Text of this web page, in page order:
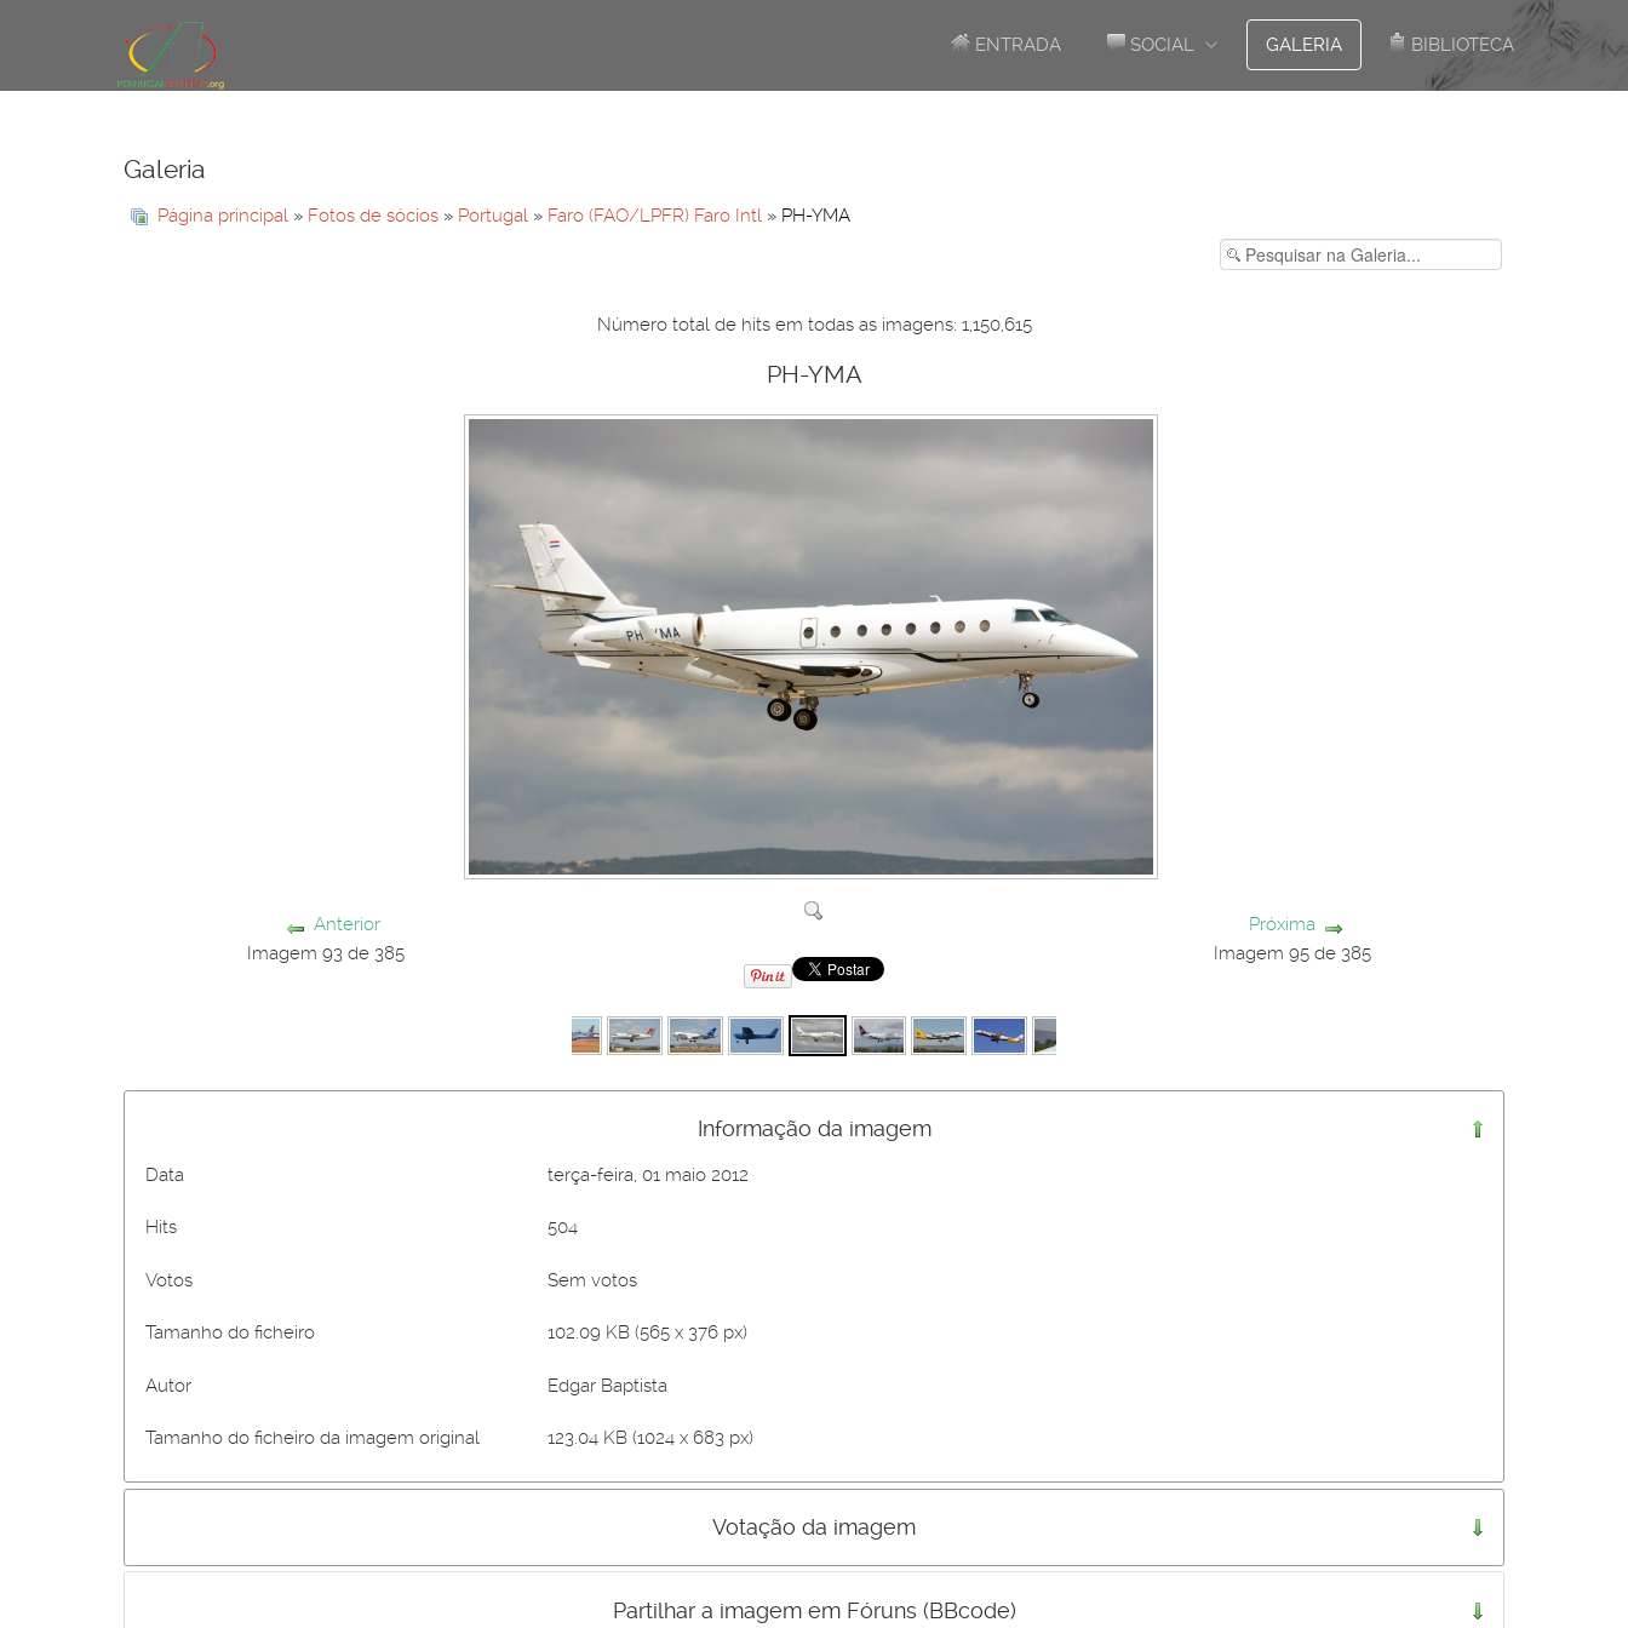
ENTRADA SOCIAL GALERIA BIBLIOTECA
Galeria
Página principal » Fotos de sócios » Portugal » Faro (FAO/LPFR) Faro Intl » PH-YMA
Número total de hits em todas as imagens: 1,150,615
PH-YMA
Anterior
Imagem 93 de 385
Próxima
Imagem 95 de 385
Informação da imagem
Data terça-feira, 01 maio 2012
Hits 504
Votos Sem votos
Tamanho do ficheiro 102.09 KB (565 x 376 px)
Autor Edgar Baptista
Tamanho do ficheiro da imagem original 123.04 KB (1024 x 683 px)
Votação da imagem
Mau Bom
Partilhar a imagem em Fóruns (BBcode)